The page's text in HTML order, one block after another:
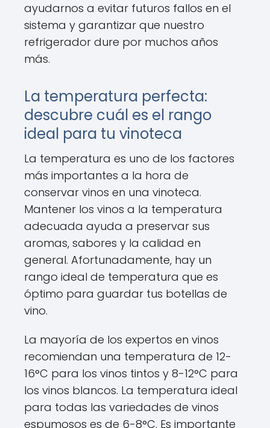
ayudarnos a evitar futuros fallos en el
sistema y garantizar que nuestro
refrigerador dure por muchos años
más.
La temperatura perfecta:
descubre cuál es el rango
ideal para tu vinoteca
La temperatura es uno de los factores
más importantes a la hora de
conservar vinos en una vinoteca.
Mantener los vinos a la temperatura
adecuada ayuda a preservar sus
aromas, sabores y la calidad en
general. Afortunadamente, hay un
rango ideal de temperatura que es
óptimo para guardar tus botellas de
vino.
La mayoría de los expertos en vinos
recomiendan una temperatura de 12-
16°C para los vinos tintos y 8-12°C para
los vinos blancos. La temperatura ideal
para todas las variedades de vinos
espumosos es de 6-8°C. Es importante